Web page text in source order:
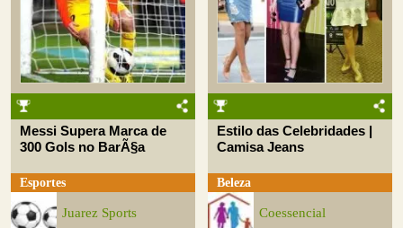
Messi Supera Marca de
300 Gols no BarÃ§a
Esportes
Juarez Sports
Estilo das Celebridades |
Camisa Jeans
Beleza
Coessencial